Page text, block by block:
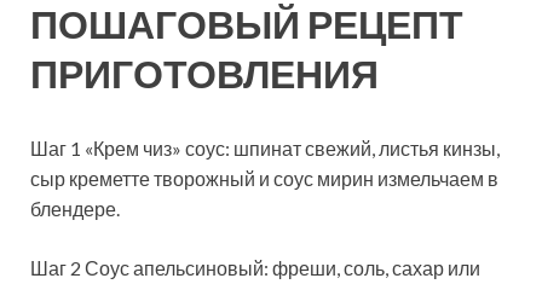
ПОШАГОВЫЙ РЕЦЕПТ
ПРИГОТОВЛЕНИЯ
Шаг 1 «Крем чиз» соус: шпинат свежий, листья кинзы,
сыр креметте творожный и соус мирин измельчаем в
блендере.
Шаг 2 Соус апельсиновый: фреши, соль, сахар или